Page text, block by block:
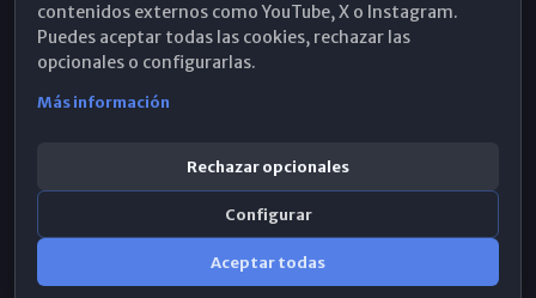
WhatsApp
contenidos externos como YouTube, X o Instagram.
Puedes aceptar todas las cookies, rechazar las
opcionales o configurarlas.
Más información
Rechazar opcionales
Configurar
Aceptar todas